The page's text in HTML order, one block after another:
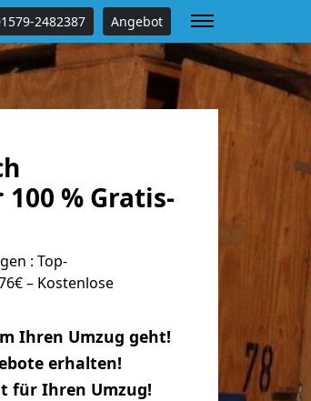
2482387 Angebot
% Gratis-
: Top-
– Kostenlose
Ihren Umzug geht!
erhalten!
für Ihren Umzug!